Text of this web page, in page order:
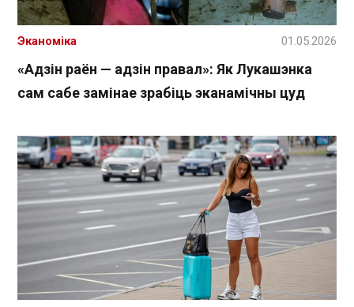
«Адзін раён — адзін правал»: Як Лукашэнка
сам сабе замінае зрабіць эканамічны цуд
Эканоміка 01.05.2026